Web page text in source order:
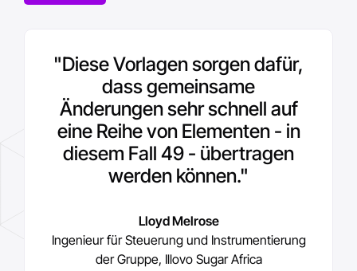
"Diese Vorlagen sorgen dafür,
dass gemeinsame
Änderungen sehr schnell auf
eine Reihe von Elementen - in
diesem Fall 49 - übertragen
werden können."
Lloyd Melrose
Ingenieur für Steuerung und Instrumentierung
der Gruppe, Illovo Sugar Africa
"Die Optimierung von Anlagen
ist mit minimalen Kosten und
grundlegenden technischen
Kenntnissen unter
Verwendung der AVEVA PI
System Infrastructure
Lloyd Melrose
Ingenieur für Steuerung und Instrumentierung
"Da die Informationen genau
und kontextbezogen sind und
den richtigen Personen zur
richtigen Zeit zur Verfügung
gestellt werden, ermöglichte
[das AVEVA PI System] eine
Lloyd Melrose
Ingenieur für Steuerung und Instrumentierung